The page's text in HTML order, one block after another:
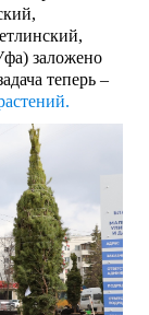
заложено
теперь –